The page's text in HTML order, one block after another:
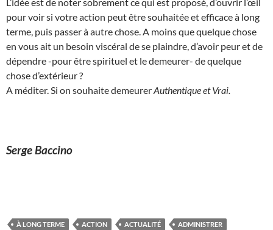
pour voir si votre action peut être souhaitée et efficace à long
terme, puis passer à autre chose. A moins que quelque chose
en vous ait un besoin viscéral de se plaindre, d’avoir peur et de
dépendre -pour être spirituel et le demeurer- de quelque
chose d’extérieur ?
A méditer. Si on souhaite demeurerAuthentique et Vrai.
Serge Baccino
À LONG TERME ACTION ACTUALITÉ
ADMINISTRER